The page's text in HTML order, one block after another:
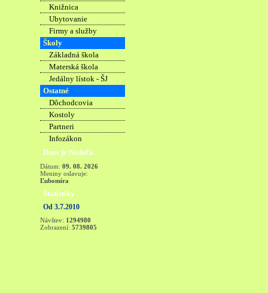
Knižnica
Ubytovanie
Firmy a služby
Školy
Základná škola
Materská škola
Jedálny lístok - ŠJ
Ostatné
Dôchodcovia
Kostoly
Partneri
Infozákon
Dnes je Nedeľa
Dátum: 09. 08. 2026
Meniny oslavuje:
Ľubomíra
Štatistiky
Od 3.7.2010
Návštev: 1294980
Zobrazení: 5739805